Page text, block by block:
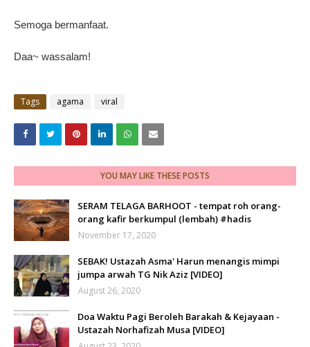
Semoga bermanfaat.
Daa~ wassalam!
Tags agama viral
YOU MAY LIKE THESE POSTS
SERAM TELAGA BARHOOT - tempat roh orang-
orang kafir berkumpul (lembah) #hadis
November 17, 2020
SEBAK! Ustazah Asma' Harun menangis mimpi
jumpa arwah TG Nik Aziz [VIDEO]
August 26, 2020
Doa Waktu Pagi Beroleh Barakah & Kejayaan -
Ustazah Norhafizah Musa [VIDEO]